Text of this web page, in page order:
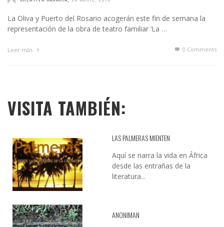
La Oliva y Puerto del Rosario acogerán este fin de semana la
representación de la obra de teatro familiar ‘La …
Leer más 0 Comments
VISITA TAMBIÉN:
LAS PALMERAS MIENTEN
Aquí se narra la vida en África
desde las entrañas de la
literatura...
ANONIMAN